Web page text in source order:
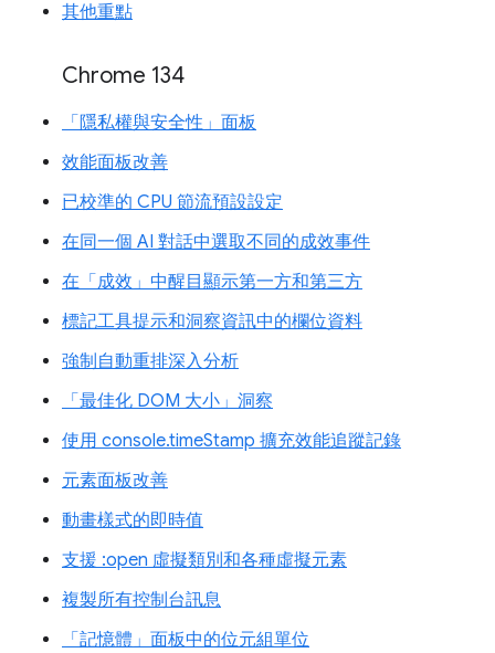
其他重點
Chrome 134
「隱私權與安全性」面板
效能面板改善
已校準的 CPU 節流預設設定
在同一個 AI 對話中選取不同的成效事件
在「成效」中醒目顯示第一方和第三方
標記工具提示和洞察資訊中的欄位資料
強制自動重排深入分析
「最佳化 DOM 大小」洞察
使用 console.timeStamp 擴充效能追蹤記錄
元素面板改善
動畫樣式的即時值
支援 :open 虛擬類別和各種虛擬元素
複製所有控制台訊息
「記憶體」面板中的位元組單位